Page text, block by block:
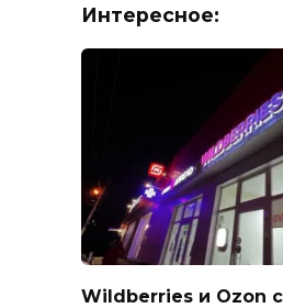
Интересное:
Wildberries и Ozon с